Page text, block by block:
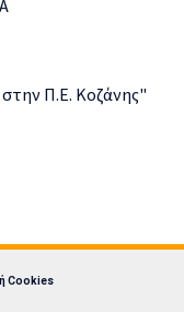
Cookies